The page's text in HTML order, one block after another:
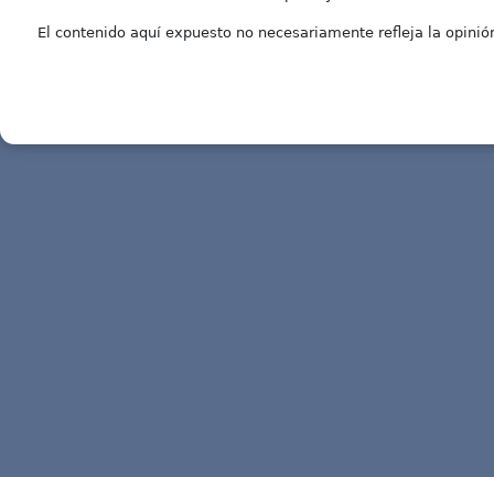
El contenido aquí expuesto no necesariamente refleja la